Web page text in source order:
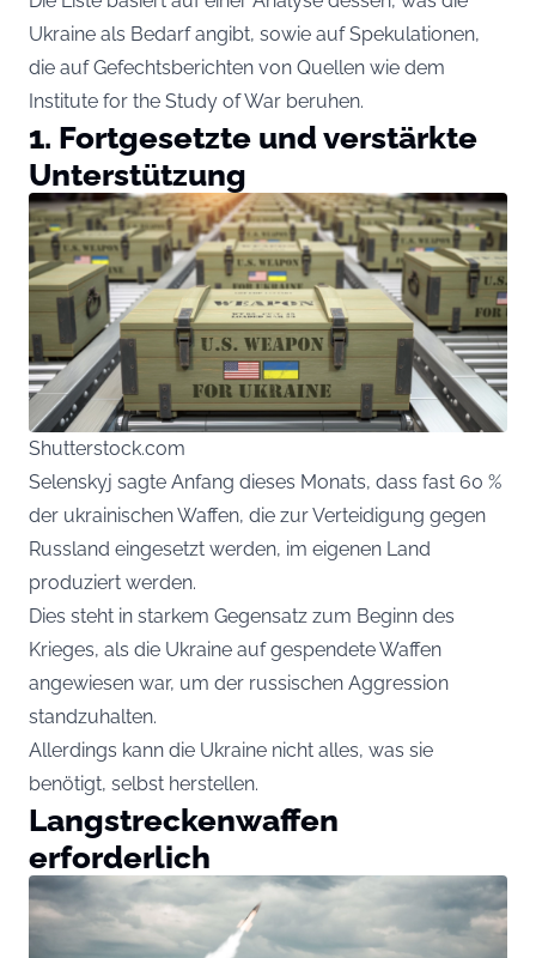
Ukraine als Bedarf angibt, sowie auf Spekulationen,
die auf Gefechtsberichten von Quellen wie dem
Institute for the Study of War beruhen.
1. Fortgesetzte und verstärkte
Unterstützung
Shutterstock.com
Selenskyj sagte Anfang dieses Monats, dass fast 60 %
der ukrainischen Waffen, die zur Verteidigung gegen
Russland eingesetzt werden, im eigenen Land
produziert werden.
Dies steht in starkem Gegensatz zum Beginn des
Krieges, als die Ukraine auf gespendete Waffen
angewiesen war, um der russischen Aggression
standzuhalten.
Allerdings kann die Ukraine nicht alles, was sie
benötigt, selbst herstellen.
Langstreckenwaffen
erforderlich